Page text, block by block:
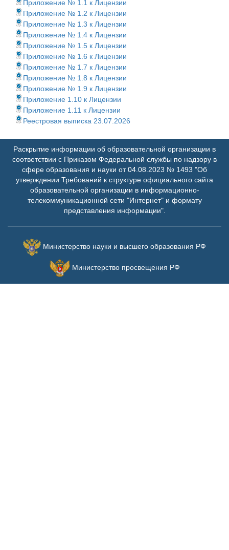
Приложение № 1.1 к Лицензии
Приложение № 1.2 к Лицензии
Приложение № 1.3 к Лицензии
Приложение № 1.4 к Лицензии
Приложение № 1.5 к Лицензии
Приложение № 1.6 к Лицензии
Приложение № 1.7 к Лицензии
Приложение № 1.8 к Лицензии
Приложение № 1.9 к Лицензии
Приложение 1.10 к Лицензии
Приложение 1.11 к Лицензии
Реестровая выписка 23.07.2026
Раскрытие информации об образовательной организации в
соответствии с Приказом Федеральной службы по надзору в
сфере образования и науки от 04.08.2023 № 1493 "Об
утверждении Требований к структуре официального сайта
образовательной организации в информационно-
телекоммуникационной сети "Интернет" и формату
представления информации".
Министерство науки и высшего образования РФ
Министерство просвещения РФ